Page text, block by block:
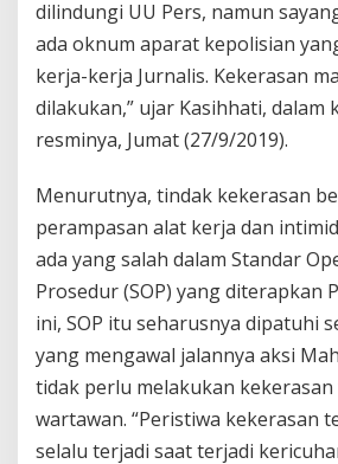
dilindungi UU Pers, namun
ada oknum aparat kepolisian
kerja-kerja Jurnalis. Kekerasan
dilakukan,” ujar Kasihhati, dalam
resminya, Jumat (27/9/2019).
Menurutnya, tindak kekerasan
perampasan alat kerja dan
ada yang salah dalam Standar
Prosedur (SOP) yang diterapkan
ini, SOP itu seharusnya dipatuhi
yang mengawal jalannya aksi
tidak perlu melakukan
wartawan. “Peristiwa kekerasan
selalu terjadi saat terjadi